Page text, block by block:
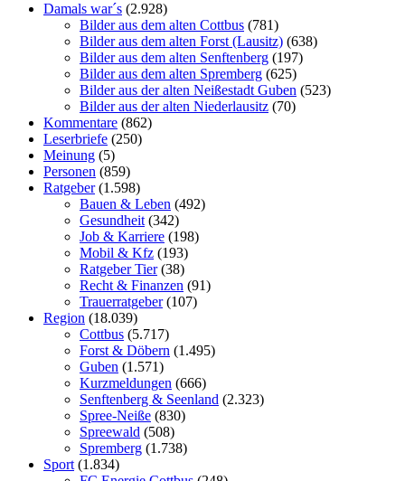
Damals war´s (2.928)
Bilder aus dem alten Cottbus (781)
Bilder aus dem alten Forst (Lausitz) (638)
Bilder aus dem alten Senftenberg (197)
Bilder aus dem alten Spremberg (625)
Bilder aus der alten Neißestadt Guben (523)
Bilder aus der alten Niederlausitz (70)
Kommentare (862)
Leserbriefe (250)
Meinung (5)
Personen (859)
Ratgeber(1.598)
Bauen & Leben (492)
Gesundheit (342)
Job & Karriere (198)
Mobil & Kfz (193)
Ratgeber Tier(38)
Recht & Finanzen (91)
Trauerratgeber(107)
Region (18.039)
Cottbus (5.717)
Forst & Döbern (1.495)
Guben (1.571)
Kurzmeldungen (666)
Senftenberg & Seenland (2.323)
Spree-Neiße (830)
Spreewald (508)
Spremberg (1.738)
Sport (1.834)